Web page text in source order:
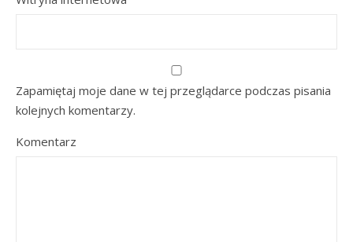
Zapamiętaj moje dane w tej przeglądarce podczas pisania
kolejnych komentarzy.
Komentarz